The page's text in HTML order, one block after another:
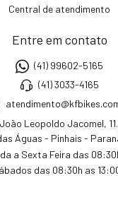
Central de atendimento
Entre em contato
(41) 99602-5165
(41) 3033-4165
Leopoldo Jacomel,
Águas - Pinhais -
a Sexta Feira das
das 08:30h as